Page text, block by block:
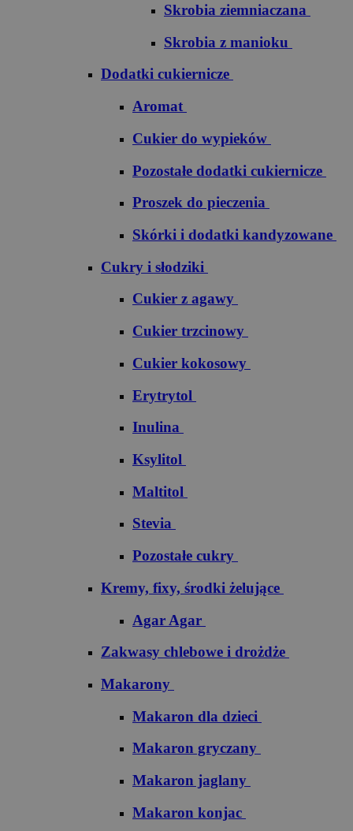
Skrobia ziemniaczana
Skrobia z manioku
Dodatki cukiernicze
Aromat
Cukier do wypieków
Pozostałe dodatki cukiernicze
Proszek do pieczenia
Skórki i dodatki kandyzowane
Cukry i słodziki
Cukier z agawy
Cukier trzcinowy
Cukier kokosowy
Erytrytol
Inulina
Ksylitol
Maltitol
Stevia
Pozostałe cukry
Kremy, fixy, środki żelujące
Agar Agar
Zakwasy chlebowe i drożdże
Makarony
Makaron dla dzieci
Makaron gryczany
Makaron jaglany
Makaron konjac